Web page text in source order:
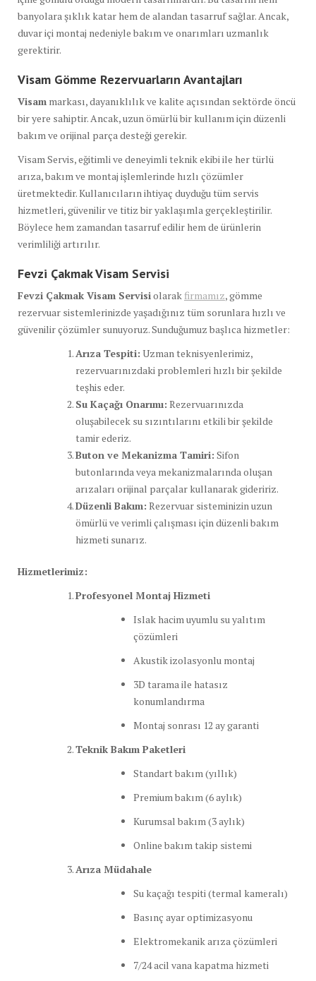
banyolara şıklık katar hem de alandan tasarruf sağlar. Ancak,
duvar içi montaj nedeniyle bakım ve onarımları uzmanlık
gerektirir.
Visam Gömme Rezervuarların Avantajları
Visam markası, dayanıklılık ve kalite açısından sektörde öncü
bir yere sahiptir. Ancak, uzun ömürlü bir kullanım için düzenli
bakım ve orijinal parça desteği gerekir.
Visam Servis, eğitimli ve deneyimli teknik ekibi ile her türlü
arıza, bakım ve montaj işlemlerinde hızlı çözümler
üretmektedir. Kullanıcıların ihtiyaç duyduğu tüm servis
hizmetleri, güvenilir ve titiz bir yaklaşımla gerçekleştirilir.
Böylece hem zamandan tasarruf edilir hem de ürünlerin
verimliliği artırılır.
Fevzi Çakmak Visam Servisi
Fevzi Çakmak Visam Servisiolarak firmamız, gömme
rezervuar sistemlerinizde yaşadığınız tüm sorunlara hızlı ve
güvenilir çözümler sunuyoruz. Sunduğumuz başlıca hizmetler:
Arıza Tespiti: Uzman teknisyenlerimiz,
rezervuarınızdaki problemleri hızlı bir şekilde
teşhis eder.
Su Kaçağı Onarımı: Rezervuarınızda
oluşabilecek su sızıntılarını etkili bir şekilde
tamir ederiz.
Buton ve Mekanizma Tamiri: Sifon
butonlarında veya mekanizmalarında oluşan
arızaları orijinal parçalar kullanarak gideririz.
Düzenli Bakım: Rezervuar sisteminizin uzun
ömürlü ve verimli çalışması için düzenli bakım
hizmeti sunarız.
Hizmetlerimiz:
Profesyonel Montaj Hizmeti
Islak hacim uyumlu su yalıtım
çözümleri
Akustik izolasyonlu montaj
3D tarama ile hatasız
konumlandırma
Montaj sonrası 12 ay garanti
Teknik Bakım Paketleri
Standart bakım (yıllık)
Premium bakım (6 aylık)
Kurumsal bakım (3 aylık)
Online bakım takip sistemi
Arıza Müdahale
Su kaçağı tespiti (termal kameralı)
Basınç ayar optimizasyonu
Elektromekanik arıza çözümleri
7/24 acil vana kapatma hizmeti